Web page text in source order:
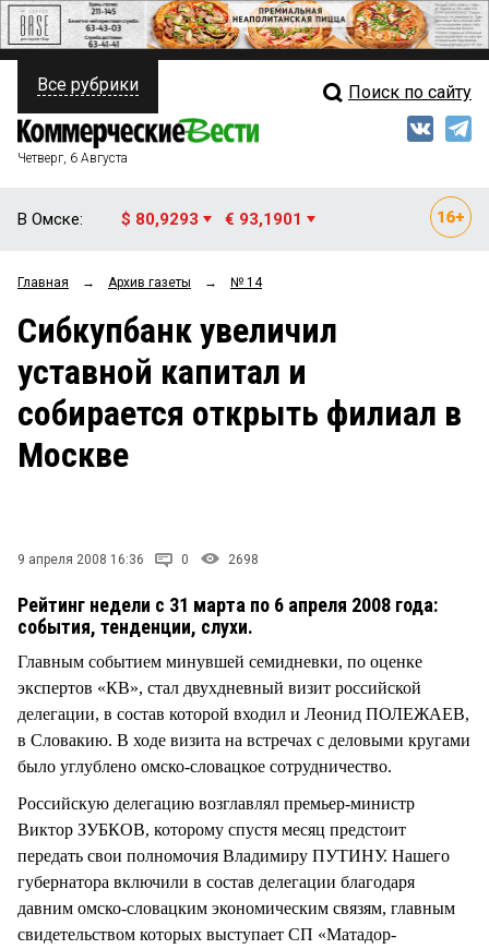
ПОЛИТИКА
ФИНАНСЫ
ОБЩЕСТВО
ЗАКОН
НОВОСТИ КОМПАНИЙ
Свежий выпуск
Рейтинги
Блоги
Архив
Все рубрики Поиск по сайту
Четверг, 6 Августа
В Омске: $ 80,9293 € 93,1901
Главная → Архив газеты → № 14
Сибкупбанк увеличил
уставной капитал и
собирается открыть филиал в
Москве
9 апреля 2008 16:36 0 2698
Рейтинг недели с 31 марта по 6 апреля 2008 года:
события, тенденции, слухи.
Главным событием минувшей семидневки, по оценке
экспертов «КВ», стал двухдневный визит российской
делегации, в состав которой входил и Леонид ПОЛЕЖАЕВ,
в Словакию. В ходе визита на встречах с деловыми кругами
было углублено омско-словацкое сотрудничество.
Российскую делегацию возглавлял премьер-министр
Виктор ЗУБКОВ, которому спустя месяц предстоит
передать свои полномочия Владимиру ПУТИНУ. Нашего
губернатора включили в состав делегации благодаря
давним омско-словацким экономическим связям, главным
свидетельством которых выступает СП «Матадор-